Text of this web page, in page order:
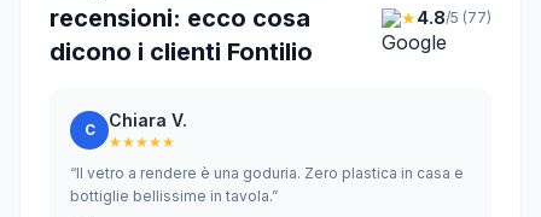
recensioni: ecco cosa
dicono i clienti Fontilio
★4.8/5 (77)
C Chiara V.
★★★★★
“Il vetro a rendere è una goduria. Zero plastica in casa e
bottiglie bellissime in tavola.”